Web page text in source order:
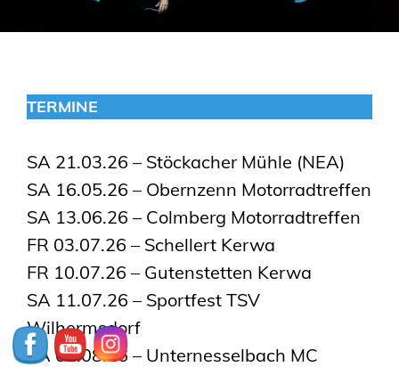
TERMINE
SA 21.03.26 – Stöckacher Mühle (NEA)
SA 16.05.26 – Obernzenn Motorradtreffen
SA 13.06.26 – Colmberg Motorradtreffen
FR 03.07.26 – Schellert Kerwa
FR 10.07.26 – Gutenstetten Kerwa
SA 11.07.26 – Sportfest TSV
Wilhermsdorf
SA 01.08.26 – Unternesselbach MC